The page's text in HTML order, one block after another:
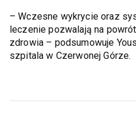
– Wczesne wykrycie oraz
leczenie pozwalają na
zdrowia – podsumowuje
szpitala w Czerwonej Górze.